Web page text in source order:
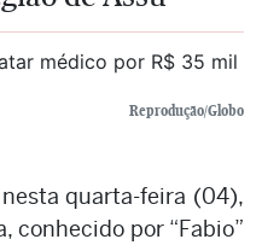
Reprodução/Globo
quarta-feira (04),
conhecido por “Fabio”